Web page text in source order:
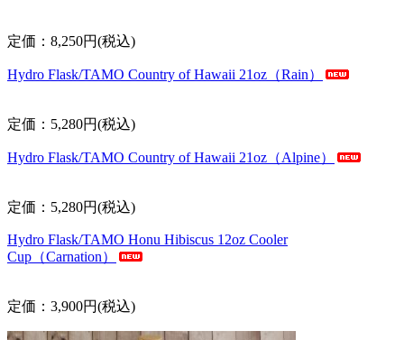
定価：8,250円(税込)
Hydro Flask/TAMO Country of Hawaii 21oz（Rain）
定価：5,280円(税込)
Hydro Flask/TAMO Country of Hawaii 21oz（Alpine）
定価：5,280円(税込)
Hydro Flask/TAMO Honu Hibiscus 12oz Cooler
Cup（Carnation）
定価：3,900円(税込)